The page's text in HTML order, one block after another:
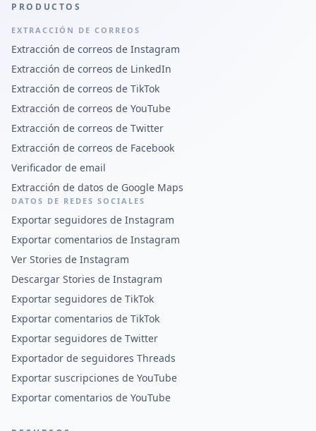
PRODUCTOS
EXTRACCIÓN DE CORREOS
Extracción de correos de Instagram
Extracción de correos de LinkedIn
Extracción de correos de TikTok
Extracción de correos de YouTube
Extracción de correos de Twitter
Extracción de correos de Facebook
Verificador de email
Extracción de datos de Google Maps
DATOS DE REDES SOCIALES
Exportar seguidores de Instagram
Exportar comentarios de Instagram
Ver Stories de Instagram
Descargar Stories de Instagram
Exportar seguidores de TikTok
Exportar comentarios de TikTok
Exportar seguidores de Twitter
Exportador de seguidores Threads
Exportar suscripciones de YouTube
Exportar comentarios de YouTube